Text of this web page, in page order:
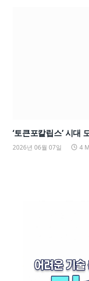
‘토큰포칼립스’ 시대
2026년 06월 07일 4